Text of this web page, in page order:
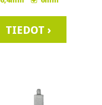
TIEDOT ›